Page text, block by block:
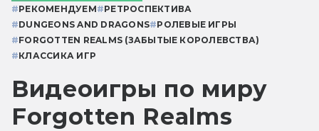
#РЕКОМЕНДУЕМ#РЕТРОСПЕКТИВА
#DUNGEONS AND DRAGONS#РОЛЕВЫЕ ИГРЫ
#FORGOTTEN REALMS (ЗАБЫТЫЕ КОРОЛЕВСТВА)
#КЛАССИКА ИГР
Видеоигры по миру
Forgotten Realms